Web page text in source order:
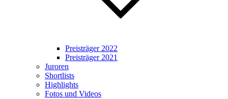
Preisträger 2022
Preisträger 2021
Juroren
Shortlists
Highlights
Fotos und Videos